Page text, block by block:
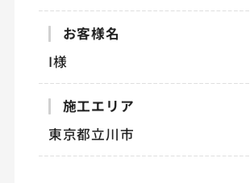
お客様名
I様
施工エリア
東京都立川市